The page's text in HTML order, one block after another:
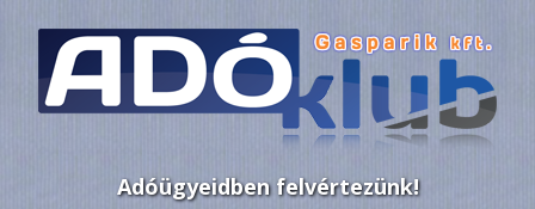
Adóügyeidben felvértezünk!